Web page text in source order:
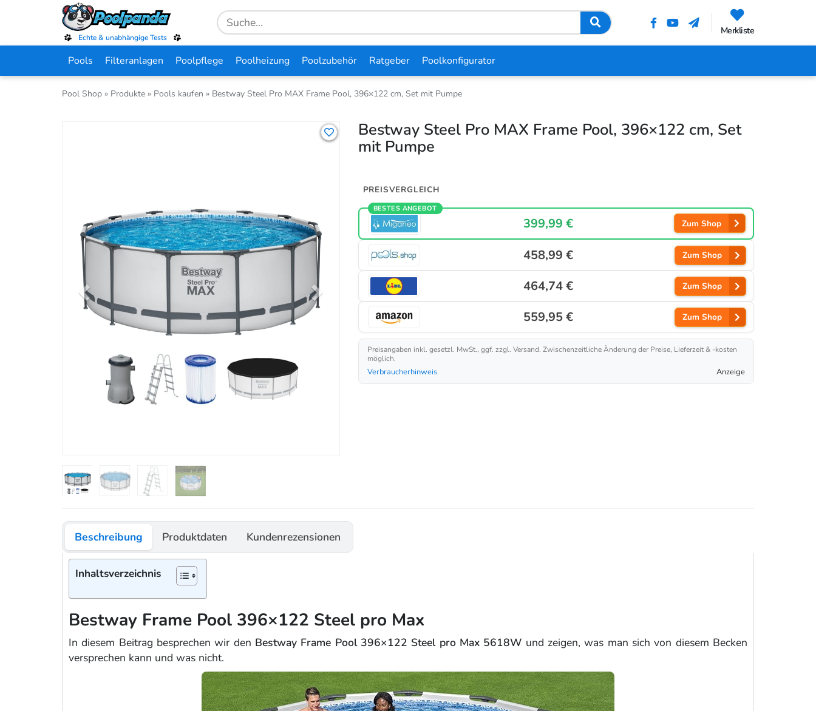
Echte & unabhängige Tests
Search
for:
Merkliste
Pools Filteranlagen Poolpflege Poolheizung Poolzubehör Ratgeber Poolkonfigurator
Pool Shop » Produkte » Pools kaufen » Bestway Steel Pro MAX Frame Pool, 396×122 cm, Set mit Pumpe
Bestway Steel Pro MAX Frame Pool, 396×122 cm, Set
mit Pumpe
PREISVERGLEICH
BESTES ANGEBOT
399,99 € Zum Shop
458,99 € Zum Shop
464,74 € Zum Shop
559,95 € Zum Shop
Preisangaben inkl. gesetzl. MwSt., ggf. zzgl. Versand. Zwischenzeitliche Änderung der Preise, Lieferzeit & -kosten
möglich.
Verbraucherhinweis Anzeige
Beschreibung Produktdaten Kundenrezensionen
Inhaltsverzeichnis
Bestway Frame Pool 396×122 Steel pro Max
In diesem Beitrag besprechen wir den Bestway Frame Pool 396×122 Steel pro Max 5618W und zeigen, was man sich von diesem Becken
versprechen kann und was nicht.